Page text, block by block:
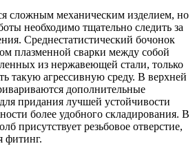
сложным механическим изделием, но
необходимо тщательно следить за
Среднестатистический бочонок
плазменной сварки между собой
из нержавеющей стали, только
такую агрессивную среду. В верхней
дополнительные
придания лучшей устойчивости
более удобного складирования. В
присутствует резьбовое отверстие,
фитинг.